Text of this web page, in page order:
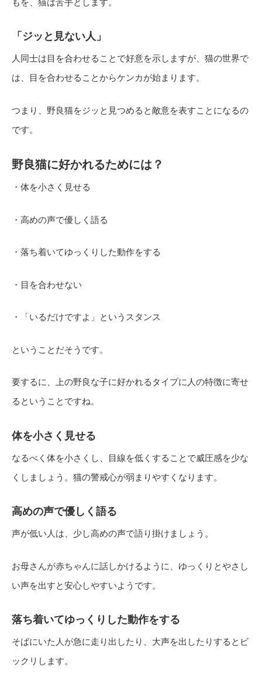
「ジッと見ない人」
人同士は目を合わせることで好意を示しますが、猫の世界で
は、目を合わせることからケンカが始まります。
つまり、野良猫をジッと見つめると敵意を表すことになるの
です。
野良猫に好かれるためには？
・体を小さく見せる
・高めの声で優しく語る
・落ち着いてゆっくりした動作をする
・目を合わせない
・「いるだけですよ」というスタンス
ということだそうです。
要するに、上の野良な子に好かれるタイプに人の特徴に寄せ
るということですね。
体を小さく見せる
なるべく体を小さくし、目線を低くすることで威圧感を少な
くしましょう。猫の警戒心が弱まりやすくなります。
高めの声で優しく語る
声が低い人は、少し高めの声で語り掛けましょう。
お母さんが赤ちゃんに話しかけるように、ゆっくりとやさし
い声を出すと安心しやすいようです。
落ち着いてゆっくりした動作をする
そばにいた人が急に走り出したり、大声を出したりするとビ
ックリします。